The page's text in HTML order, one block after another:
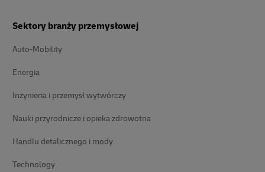
Sektory branży przemysłowej
Auto-Mobility
Energia
Inżynieria i przemysł wytwórczy
Nauki przyrodnicze i opieka zdrowotna
Handlu detalicznego i mody
Technology